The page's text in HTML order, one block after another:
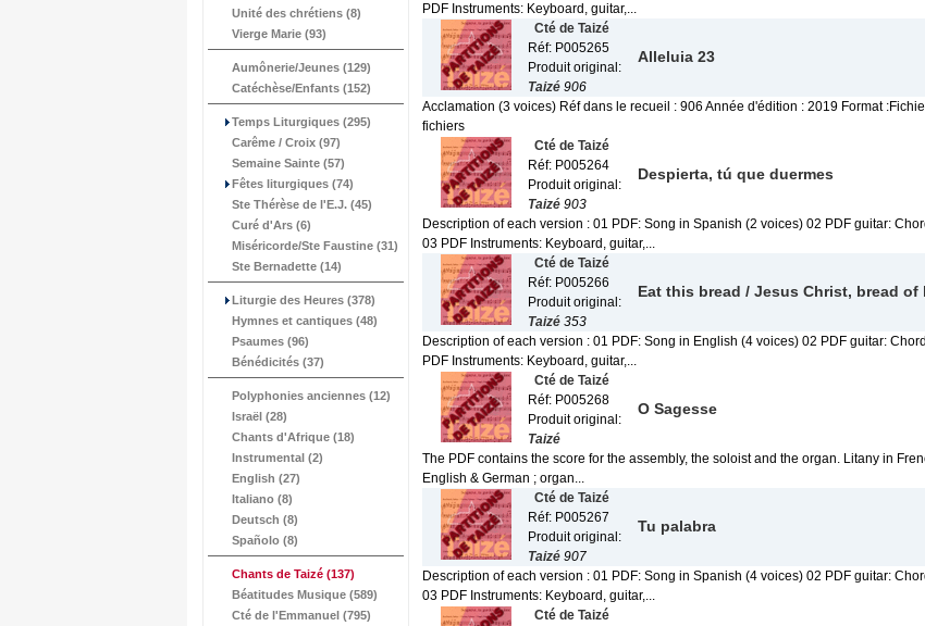
Unité des chrétiens (8)
Vierge Marie (93)
Aumônerie/Jeunes (129)
Catéchèse/Enfants (152)
Temps Liturgiques (295)
Carême / Croix (97)
Semaine Sainte (57)
Fêtes liturgiques (74)
Ste Thérèse de l'E.J. (45)
Curé d'Ars (6)
Miséricorde/Ste Faustine (31)
Ste Bernadette (14)
Liturgie des Heures (378)
Hymnes et cantiques (48)
Psaumes (96)
Bénédicités (37)
Polyphonies anciennes (12)
Israël (28)
Chants d'Afrique (18)
Instrumental (2)
English (27)
Italiano (8)
Deutsch (8)
Spañolo (8)
Chants de Taizé (137)
Béatitudes Musique (589)
Cté de l'Emmanuel (795)
PDF Instruments: Keyboard, guitar,...
Cté de Taizé
Réf: P005265
Produit original:
Taizé 906
Alleluia 23
Acclamation (3 voices) Réf dans le recueil : 906 Année d'édition : 2019 Format
fichiers
Cté de Taizé
Réf: P005264
Produit original:
Taizé 903
Despierta, tú que duermes
Description of each version : 01 PDF: Song in Spanish (2 voices) 02 PDF guitar:
03 PDF Instruments: Keyboard, guitar,...
Cté de Taizé
Réf: P005266
Produit original:
Taizé 353
Eat this bread / Jesus Christ, bread of
Description of each version : 01 PDF: Song in English (4 voices) 02 PDF guitar:
PDF Instruments: Keyboard, guitar,...
Cté de Taizé
Réf: P005268
Produit original:
Taizé
O Sagesse
The PDF contains the score for the assembly, the soloist and the organ. Litany in
English & German ; organ...
Cté de Taizé
Réf: P005267
Produit original:
Taizé 907
Tu palabra
Description of each version : 01 PDF: Song in Spanish (4 voices) 02 PDF guitar:
03 PDF Instruments: Keyboard, guitar,...
Cté de Taizé